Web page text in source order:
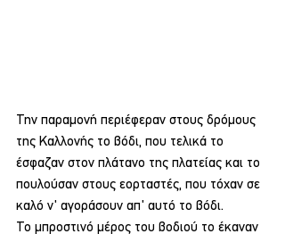
Την παραμονή περιέφεραν στους δρόμους
της Καλλονής το βόδι, που τελικά το
έσφαζαν στον πλάτανο της πλατείας και το
πουλούσαν στους εορταστές, που τόχαν σε
καλό ν' αγοράσουν απ' αυτό το βόδι.
Το μπροστινό μέρος του βοδιού το έκαναν